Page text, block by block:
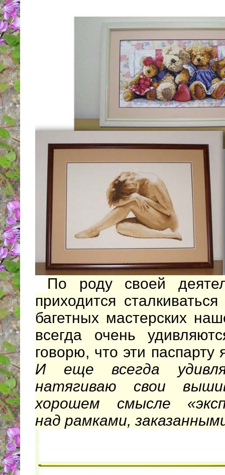
По роду своей
приходится
багетных мастерских
всегда очень
говорю, что эти
И еще всегда
натягиваю свои
хорошем смысле
над рамками,